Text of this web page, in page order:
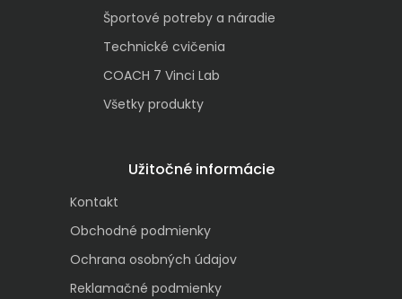
Športové potreby a náradie
Technické cvičenia
COACH 7 Vinci Lab
Všetky produkty
Užitočné informácie
Kontakt
Obchodné podmienky
Ochrana osobných údajov
Reklamačné podmienky